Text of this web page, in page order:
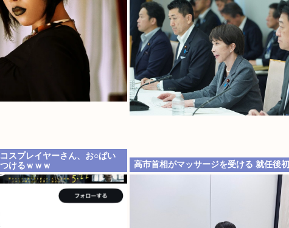
コスプレイヤーさん、お○ぱい
けるｗｗｗ
高市首相がマッサージを受ける 就任後初